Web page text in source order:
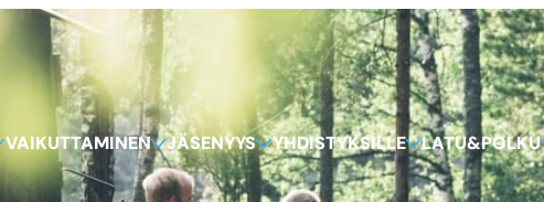
VAIKUTTAMINEN JÄSENYYS YHDISTYKSILLE LATU&POLKU